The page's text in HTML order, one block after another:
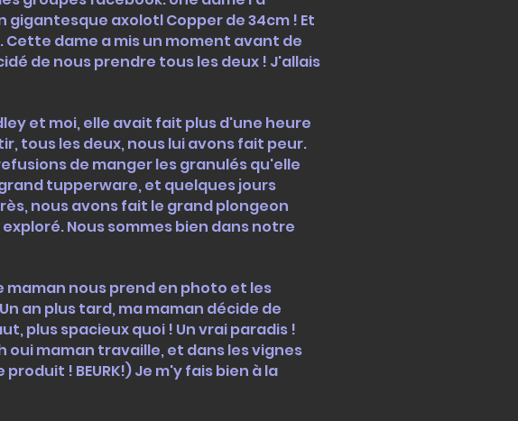
axolotl Copper de 34cm ! Et
Cette dame a mis un moment avant de
de nous prendre tous les deux ! J'allais
et moi, elle avait fait plus d'une heure
tous les deux, nous lui avons fait peur.
de manger les granulés qu'elle
tupperware, et quelques jours
nous avons fait le grand plongeon
Nous sommes bien dans notre
nous prend en photo et les
an plus tard, ma maman décide de
plus spacieux quoi ! Un vrai paradis !
maman travaille, et dans les vignes
! BEURK!) Je m'y fais bien à la